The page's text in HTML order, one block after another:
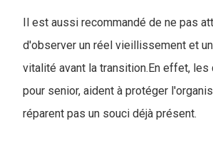
Il est aussi recommandé de ne pas
d'observer un réel vieillissement et
vitalité avant la transition.En effet, les
pour senior, aident à protéger
réparent pas un souci déjà présent.